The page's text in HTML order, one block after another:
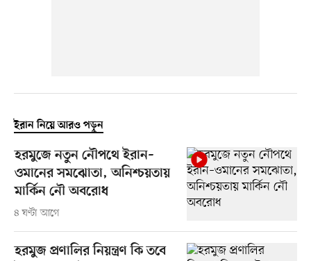
ইরান নিয়ে আরও পড়ুন
হরমুজে নতুন নৌপথে ইরান–
ওমানের সমঝোতা, অনিশ্চয়তায়
মার্কিন নৌ অবরোধ
৪ ঘণ্টা আগে
হরমুজ প্রণালির নিয়ন্ত্রণ কি তবে